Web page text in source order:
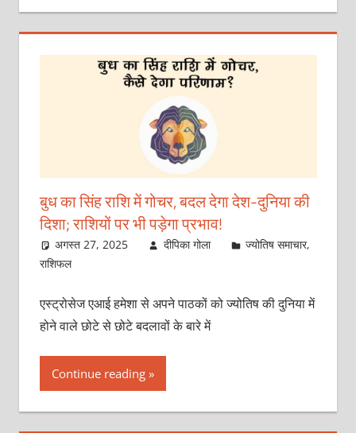
बुध का सिंह राशि में गोचर, बदल देगा देश-दुनिया की
दिशा; राशियों पर भी पड़ेगा प्रभाव!
अगस्त 27, 2025 दीपिका गोला ज्योतिष समाचार,
राशिफल
एस्ट्रोसेज एआई हमेशा से अपने पाठकों को ज्योतिष की दुनिया में
होने वाले छोटे से छोटे बदलावों के बारे में
Continue reading